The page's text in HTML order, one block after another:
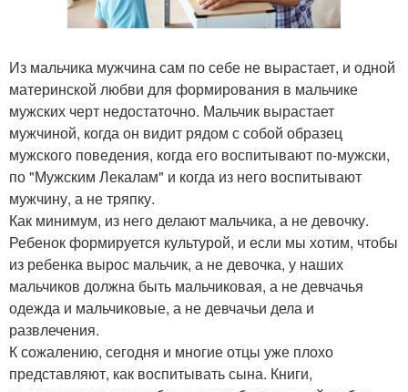
Из мальчика мужчина сам по себе не вырастает, и одной
материнской любви для формирования в мальчике
мужских черт недостаточно. Мальчик вырастает
мужчиной, когда он видит рядом с собой образец
мужского поведения, когда его воспитывают по-мужски,
по "Мужским Лекалам" и когда из него воспитывают
мужчину, а не тряпку.
Как минимум, из него делают мальчика, а не девочку.
Ребенок формируется культурой, и если мы хотим, чтобы
из ребенка вырос мальчик, а не девочка, у наших
мальчиков должна быть мальчиковая, а не девчачья
одежда и мальчиковые, а не девчачьи дела и
развлечения.
К сожалению, сегодня и многие отцы уже плохо
представляют, как воспитывать сына. Книги,